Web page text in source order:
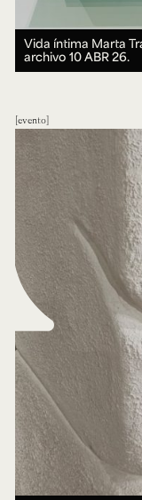
Vida íntima Marta
archivo 10 ABR 26.
evento